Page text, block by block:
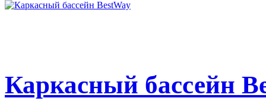
Каркасный бассейн